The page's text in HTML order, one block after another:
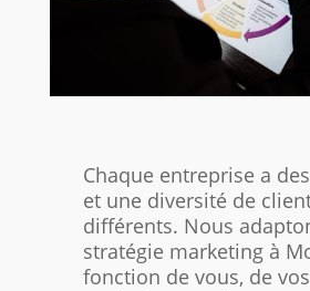
Chaque entreprise a
et une diversité de
différents. Nous
stratégie marketing à
fonction de vous, de vos